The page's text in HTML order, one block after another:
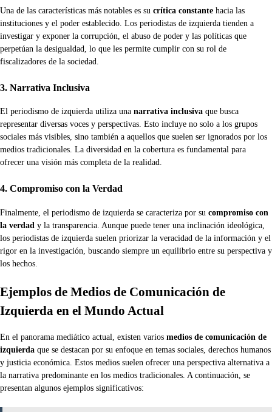
Una de las características más notables es su crítica constante hacia las
instituciones y el poder establecido. Los periodistas de izquierda tienden a
investigar y exponer la corrupción, el abuso de poder y las políticas que
perpetúan la desigualdad, lo que les permite cumplir con su rol de
fiscalizadores de la sociedad.
3. Narrativa Inclusiva
El periodismo de izquierda utiliza una narrativa inclusiva que busca
representar diversas voces y perspectivas. Esto incluye no solo a los grupos
sociales más visibles, sino también a aquellos que suelen ser ignorados por los
medios tradicionales. La diversidad en la cobertura es fundamental para
ofrecer una visión más completa de la realidad.
4. Compromiso con la Verdad
Finalmente, el periodismo de izquierda se caracteriza por su compromiso con
la verdad y la transparencia. Aunque puede tener una inclinación ideológica,
los periodistas de izquierda suelen priorizar la veracidad de la información y el
rigor en la investigación, buscando siempre un equilibrio entre su perspectiva y
los hechos.
Ejemplos de Medios de Comunicación de
Izquierda en el Mundo Actual
En el panorama mediático actual, existen varios medios de comunicación de
izquierda que se destacan por su enfoque en temas sociales, derechos humanos
y justicia económica. Estos medios suelen ofrecer una perspectiva alternativa a
la narrativa predominante en los medios tradicionales. A continuación, se
presentan algunos ejemplos significativos: